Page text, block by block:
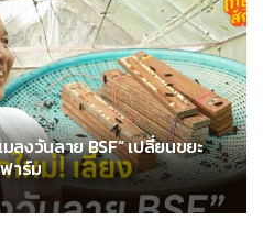
ลงวันลาย BSF” เปลี่ยนขยะ
าร์ม